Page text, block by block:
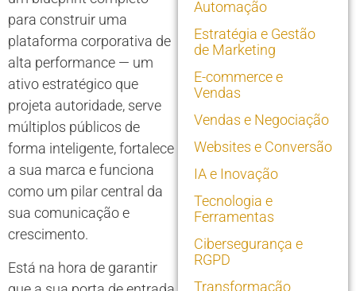
para construir uma
plataforma corporativa de
alta performance — um
ativo estratégico que
projeta autoridade, serve
múltiplos públicos de
forma inteligente, fortalece
a sua marca e funciona
como um pilar central da
sua comunicação e
crescimento.
Está na hora de garantir
Automação
Estratégia e Gestão
de Marketing
E-commerce e
Vendas
Vendas e Negociação
Websites e Conversão
IA e Inovação
Tecnologia e
Ferramentas
Cibersegurança e
RGPD
Transformação